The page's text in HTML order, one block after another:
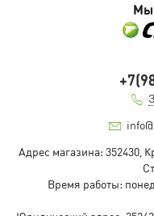
Мы
Адрес магазина: 352430,
Время работы: